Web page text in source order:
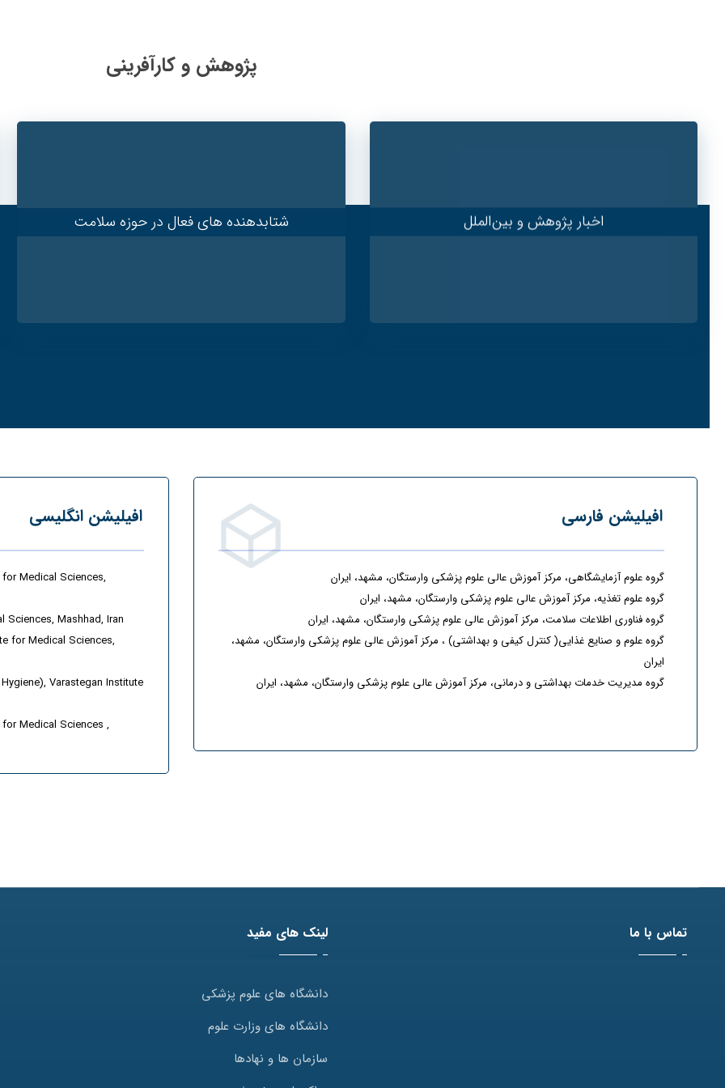
پژوهش و کارآفرینی
اخبار پژوهش و بین‌الملل شتابدهنده های فعال در حوزه سلامت
افیلیشن فارسی
گروه علوم آزمایشگاهی، مرکز آموزش عالی علوم پزشکی وارستگان، مشهد، ایران
گروه علوم تغذیه، مرکز آموزش عالی علوم پزشکی وارستگان، مشهد، ایران
گروه فناوری اطلاعات سلامت، مرکز آموزش عالی علوم پزشکی وارستگان، مشهد، ایران
گروه علوم و صنایع غذایی( کنترل کیفی و بهداشتی) ، مرکز آموزش عالی علوم پزشکی وارستگان، مشهد،
ایران
گروه مدیریت خدمات بهداشتی و درمانی، مرکز آموزش عالی علوم پزشکی وارستگان، مشهد، ایران
افیلیشن انگلیسی
Medical Sciences,
Mashhad, Iran
for Medical Sciences,
Varastegan Institute
Medical Sciences ,
تماس با ما لینک های مفید
دانشگاه های علوم پزشکی
دانشگاه های وزارت علوم
سازمان ها و نهادها